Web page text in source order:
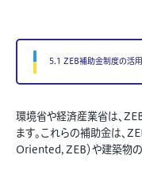
5.1 ZEB補助金制度の活
環境省や経済産業省は、
ます。これらの補助金は、
Oriented, ZEB）や建築物の